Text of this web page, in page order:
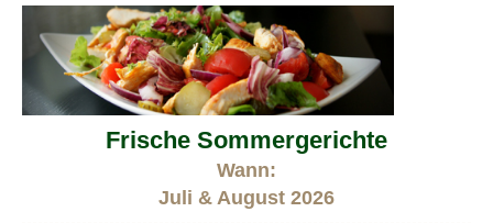
Frische Sommergerichte
Wann:
Juli & August 2026